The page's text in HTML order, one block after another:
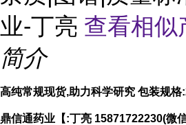
业-丁亮 查看相
简介
高纯常规现货,助力科学研究 包装规
鼎信通药业【:丁亮 15871722230(微